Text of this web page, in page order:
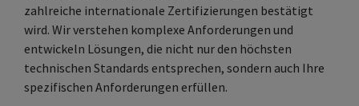
zahlreiche internationale Zertifizierungen bestätigt
wird. Wir verstehen komplexe Anforderungen und
entwickeln Lösungen, die nicht nur den höchsten
technischen Standards entsprechen, sondern auch Ihre
spezifischen Anforderungen erfüllen.